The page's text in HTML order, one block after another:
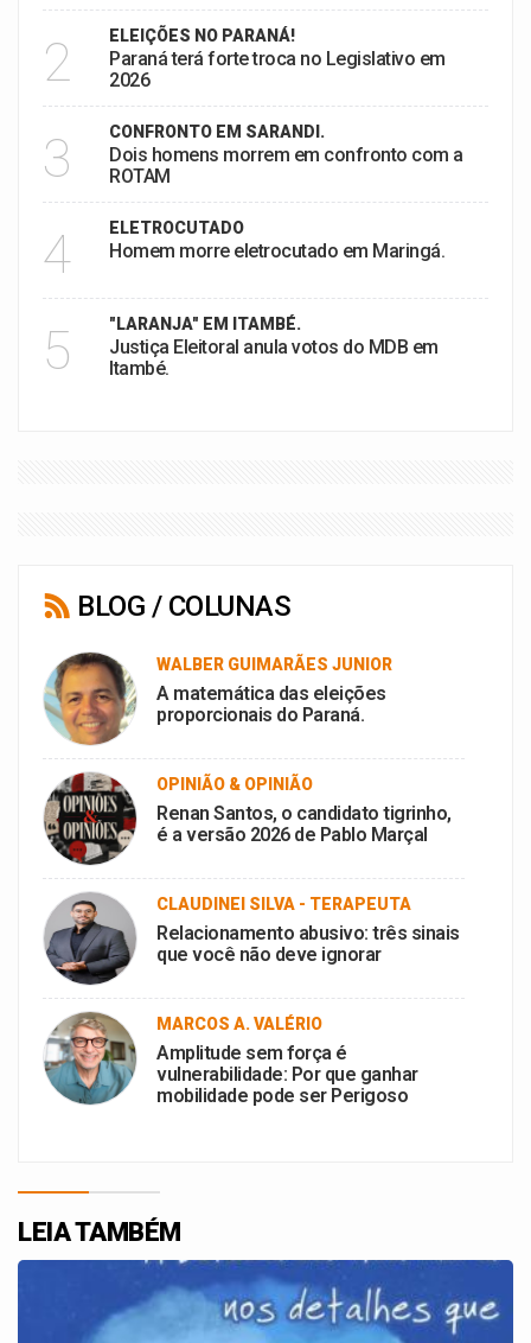
2 ELEIÇÕES NO PARANÁ!
Paraná terá forte troca no Legislativo em
2026
3 CONFRONTO EM SARANDI.
Dois homens morrem em confronto com a
ROTAM
4 ELETROCUTADO
Homem morre eletrocutado em Maringá.
5 "LARANJA" EM ITAMBÉ.
Justiça Eleitoral anula votos do MDB em
Itambé.
BLOG / COLUNAS
WALBER GUIMARÃES JUNIOR
A matemática das eleições
proporcionais do Paraná.
OPINIÃO & OPINIÃO
Renan Santos, o candidato tigrinho,
é a versão 2026 de Pablo Marçal
CLAUDINEI SILVA - TERAPEUTA
Relacionamento abusivo: três sinais
que você não deve ignorar
MARCOS A. VALÉRIO
Amplitude sem força é
vulnerabilidade: Por que ganhar
mobilidade pode ser Perigoso
LEIA TAMBÉM